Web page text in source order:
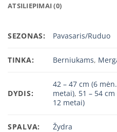
ATSILIEPIMAI (0)
SEZONAS: Pavasaris/Ruduo
TINKA: Berniukams,
DYDIS:
42 – 47 cm (6
metai), 51 – 54
12 metai)
SPALVA: Žydra